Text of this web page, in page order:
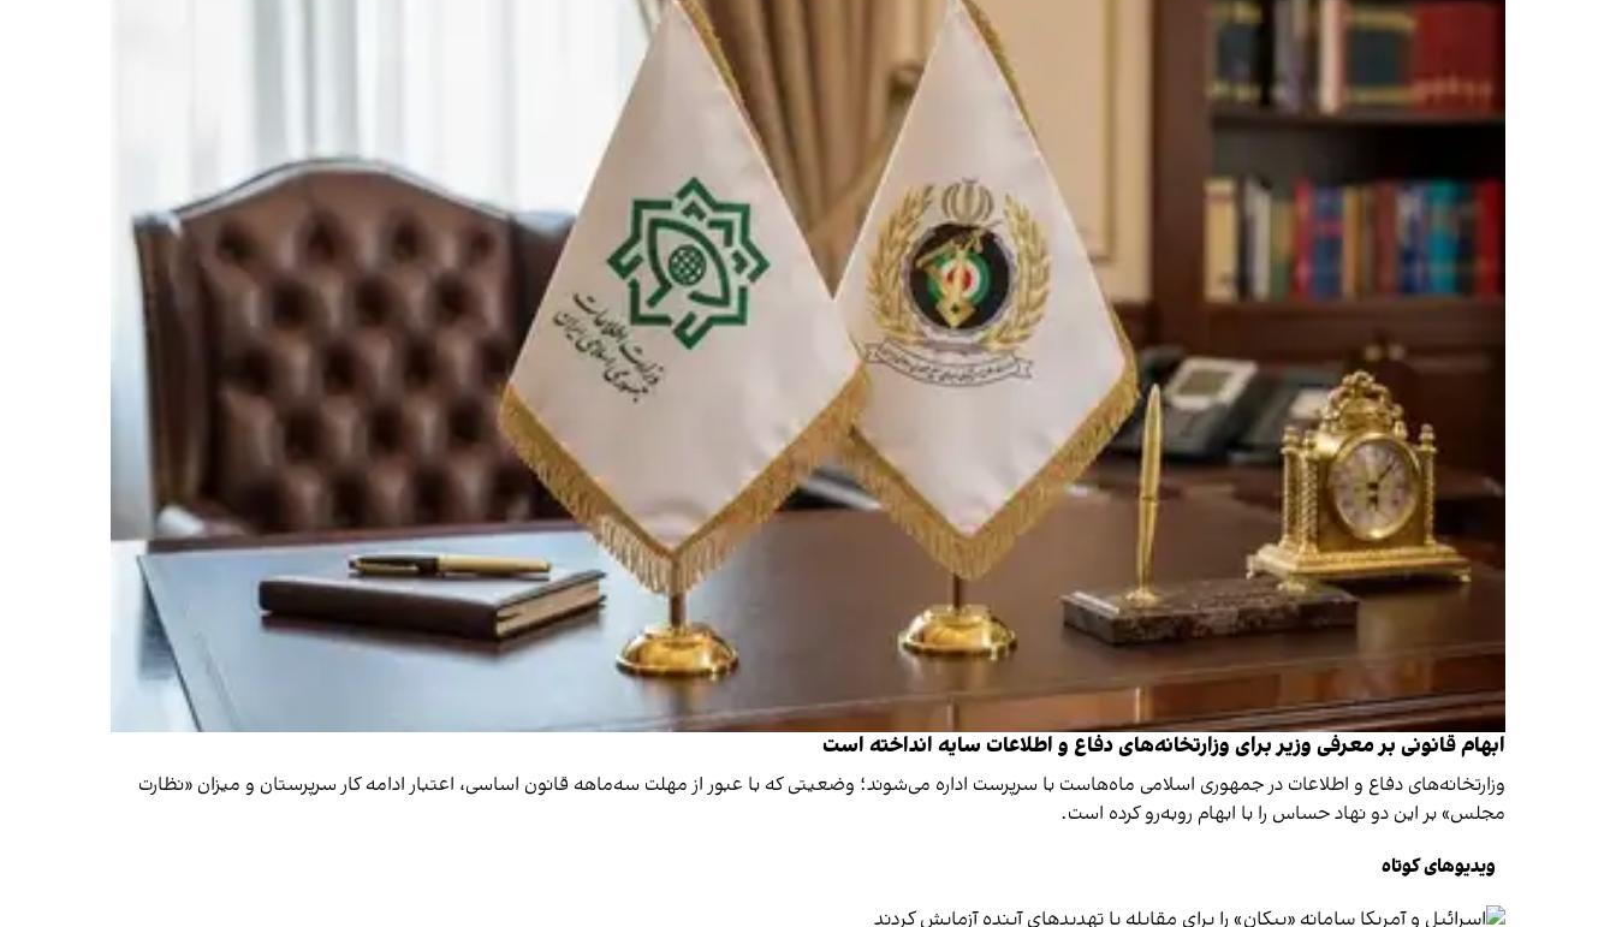
ابهام قانونی بر معرفی وزیر برای وزارتخانه‌های دفاع و اطلاعات سایه انداخته است
وزارتخانه‌های دفاع و اطلاعات در جمهوری اسلامی ماه‌هاست با سرپرست اداره می‌شوند؛ وضعیتی که با عبور از مهلت سه‌ماهه قانون اساسی، اعتبار ادامه کار سرپرستان و میزان «نظارت
مجلس» بر این دو نهاد حساس را با ابهام روبه‌رو کرده است.
ویدیو‌های کوتاه